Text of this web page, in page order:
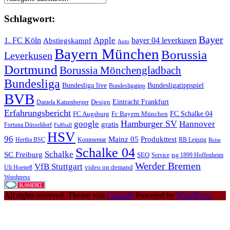
Schlagwort:
1. FC Köln Abstiegskampf Apple Auto bayer 04 leverkusen Bayer
Leverkusen Bayern München Borussia
Dortmund Borussia Mönchengladbach
Bundesliga Bundesliga live Bundesligatipp Bundesligatippspiel
BVB Daniela Katzenberger Design Eintracht Frankfurt
Erfahrungsbericht FC Augsburg Fc Bayern München FC Schalke 04
Fortuna Düsseldorf Fußball google gratis Hamburger SV Hannover
96 Hertha BSC HSV Kommentar Mainz 05 Produkttest RB Leipzig Reise
SC Freiburg Schalke Schalke 04 SEO Service tsg 1899 Hoffenheim
Uli Hoeneß VfB Stuttgart video on demand Werder Bremen
Wordpress
All rights reserved. Theme von Colorlib Powered by WordPress